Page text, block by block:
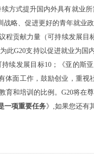
方式提升国内外具有就业
略、促进更好的青年就业
程贡献力量（可持续发展
此G20支持以促进就业为
续发展目标10；《亚的斯
体面工作，鼓励创业，重
和培训的比例。G20将在
一项重要任务》,如果您还有